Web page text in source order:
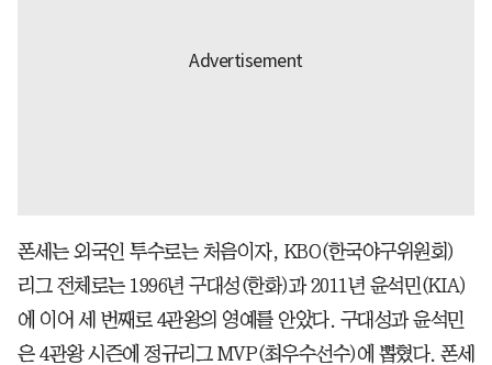
폰세는 외국인 투수로는 처음이자, KBO(한국야구위원회)
리그 전체로는 1996년 구대성(한화)과 2011년 윤석민(KIA)
에 이어 세 번째로 4관왕의 영예를 안았다. 구대성과 윤석민
은 4관왕 시즌에 정규리그 MVP(최우수선수)에 뽑혔다. 폰세